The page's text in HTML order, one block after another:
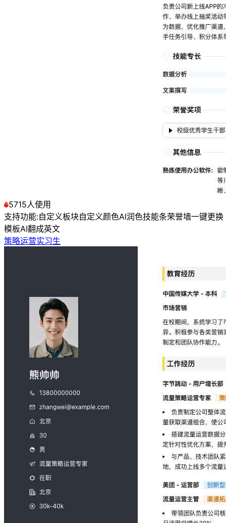
5715人使用
支持功能:自定义板块自定义颜色AI润色技能条荣誉墙一键更换
模板AI翻成英文
策略运营实习生